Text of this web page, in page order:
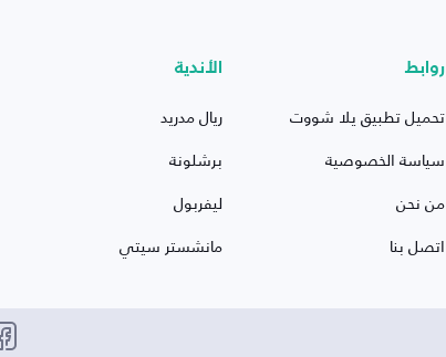
روابط
تحميل تطبيق يلا شووت
سياسة الخصوصية
من نحن
اتصل بنا
الأندية
ريال مدريد
برشلونة
ليفربول
مانشستر سيتي